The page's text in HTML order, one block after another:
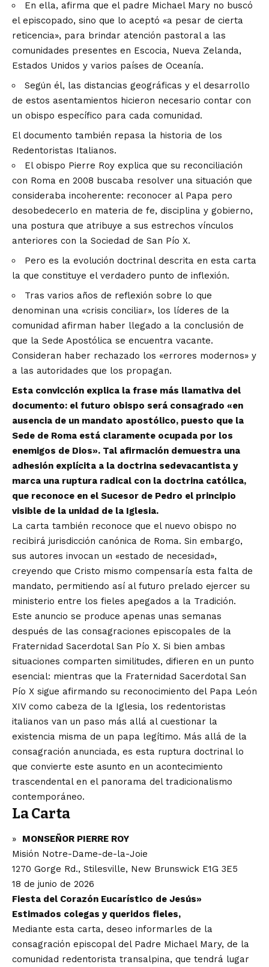
En ella, afirma que el padre Michael Mary no buscó
el episcopado, sino que lo aceptó «a pesar de cierta
reticencia», para brindar atención pastoral a las
comunidades presentes en Escocia, Nueva Zelanda,
Estados Unidos y varios países de Oceanía.
Según él, las distancias geográficas y el desarrollo
de estos asentamientos hicieron necesario contar con
un obispo específico para cada comunidad.
El documento también repasa la historia de los
Redentoristas Italianos.
El obispo Pierre Roy explica que su reconciliación
con Roma en 2008 buscaba resolver una situación que
consideraba incoherente: reconocer al Papa pero
desobedecerlo en materia de fe, disciplina y gobierno,
una postura que atribuye a sus estrechos vínculos
anteriores con la Sociedad de San Pío X.
Pero es la evolución doctrinal descrita en esta carta
la que constituye el verdadero punto de inflexión.
Tras varios años de reflexión sobre lo que
denominan una «crisis conciliar», los líderes de la
comunidad afirman haber llegado a la conclusión de
que la Sede Apostólica se encuentra vacante.
Consideran haber rechazado los «errores modernos» y
a las autoridades que los propagan.
Esta convicción explica la frase más llamativa del
documento: el futuro obispo será consagrado «en
ausencia de un mandato apostólico, puesto que la
Sede de Roma está claramente ocupada por los
enemigos de Dios». Tal afirmación demuestra una
adhesión explícita a la doctrina sedevacantista y
marca una ruptura radical con la doctrina católica,
que reconoce en el Sucesor de Pedro el principio
visible de la unidad de la Iglesia.
La carta también reconoce que el nuevo obispo no
recibirá jurisdicción canónica de Roma. Sin embargo,
sus autores invocan un «estado de necesidad»,
creyendo que Cristo mismo compensaría esta falta de
mandato, permitiendo así al futuro prelado ejercer su
ministerio entre los fieles apegados a la Tradición.
Este anuncio se produce apenas unas semanas
después de las consagraciones episcopales de la
Fraternidad Sacerdotal San Pío X. Si bien ambas
situaciones comparten similitudes, difieren en un punto
esencial: mientras que la Fraternidad Sacerdotal San
Pío X sigue afirmando su reconocimiento del Papa León
XIV como cabeza de la Iglesia, los redentoristas
italianos van un paso más allá al cuestionar la
existencia misma de un papa legítimo. Más allá de la
consagración anunciada, es esta ruptura doctrinal lo
que convierte este asunto en un acontecimiento
trascendental en el panorama del tradicionalismo
contemporáneo.
La Carta
» MONSEÑOR PIERRE ROY
Misión Notre-Dame-de-la-Joie
1270 Gorge Rd., Stilesville, New Brunswick E1G 3E5
18 de junio de 2026
Fiesta del Corazón Eucarístico de Jesús»
Estimados colegas y queridos fieles,
Mediante esta carta, deseo informarles de la
consagración episcopal del Padre Michael Mary, de la
comunidad redentorista transalpina, que tendrá lugar